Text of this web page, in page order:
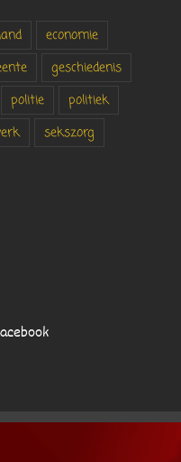
economie
geschiedenis
politie
politiek
sekszorg